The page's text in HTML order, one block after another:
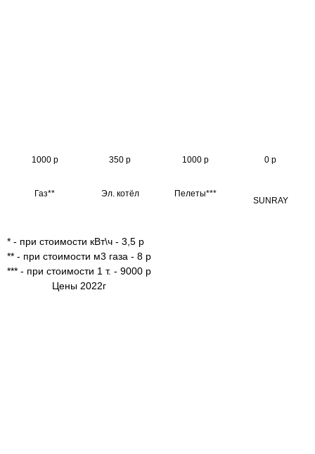
1000 р
Газ**
350 р
Эл. котёл
1000 р
Пелеты***
0 р
SUNRAY
* - при стоимости кВт\ч - 3,5 р
** - при стоимости м3 газа - 8 р
*** - при стоимости 1 т. - 9000 р
Цены 2022г